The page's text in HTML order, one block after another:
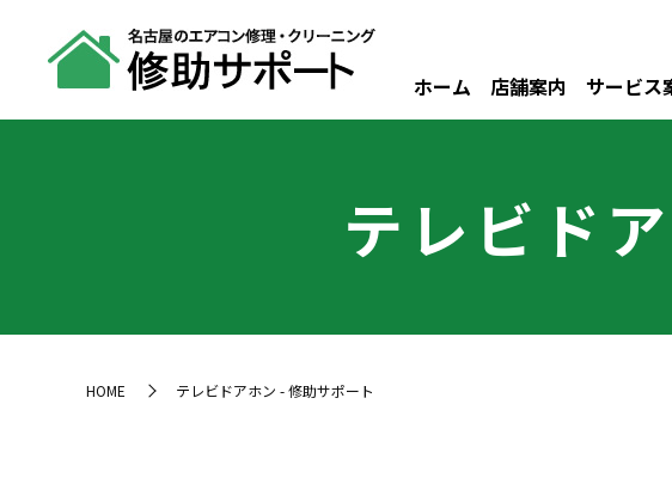
ホーム 店舗案内 サービス
テレビド
HOME テレビドアホン - 修助サポート